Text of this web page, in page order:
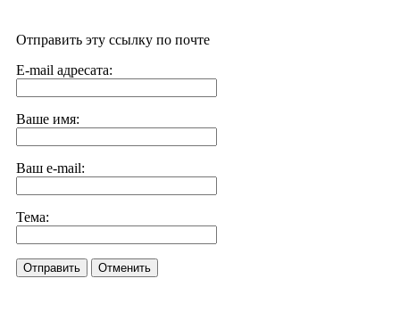
Отправить эту ссылку по почте
E-mail адресата:
Ваше имя:
Ваш e-mail:
Тема:
Отправить Отменить